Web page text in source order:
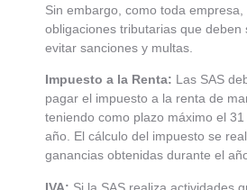
Sin embargo, como toda empresa,
obligaciones tributarias que deben
evitar sanciones y multas.
Impuesto a la Renta: Las SAS
pagar el impuesto a la renta de
teniendo como plazo máximo el
año. El cálculo del impuesto se
ganancias obtenidas durante el
IVA: Si la SAS realiza actividades